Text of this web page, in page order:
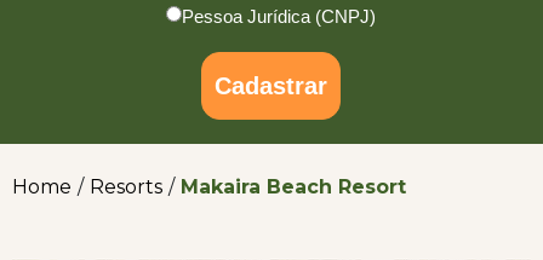
Pessoa Jurídica (CNPJ)
Cadastrar
Home / Resorts / Makaira Beach Resort